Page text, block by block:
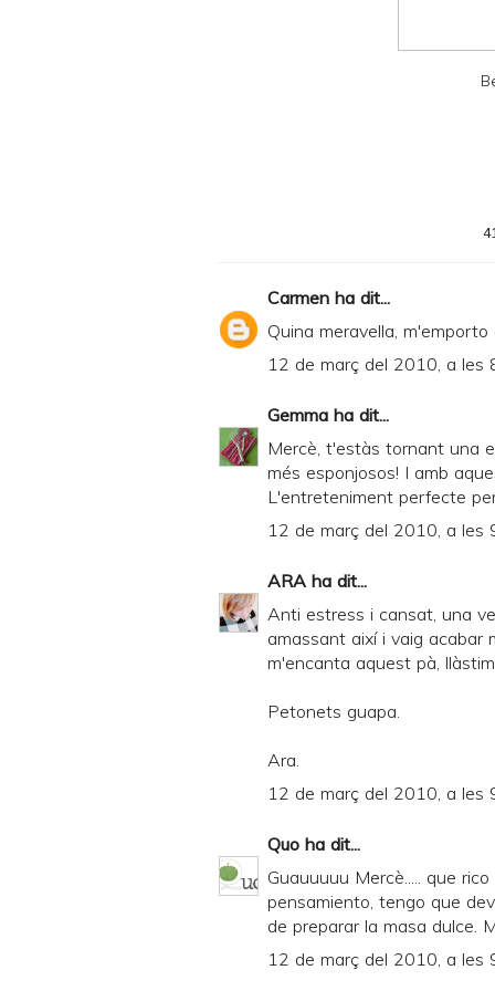
Carmen ha dit...
Quina meravella,
12 de març del 2010, a les
Gemma ha dit...
Mercè, t'estàs tornant una
més esponjosos! I amb
L'entreteniment perfecte
12 de març del 2010, a les
ARA ha dit...
Anti estress i cansat, una
amassant així i vaig acabar
m'encanta aquest pà,
Petonets guapa.
Ara.
12 de març del 2010, a les
Quo ha dit...
Guauuuuu Mercè..... que
pensamiento, tengo que
de preparar la masa dulce.
12 de març del 2010, a les